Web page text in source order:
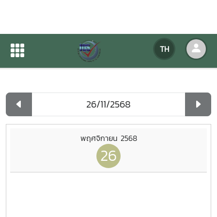
TH
ปฏิทินกิจกรรมของหน่วยงาน
ปฏิทินกิจกรรมของหน่วยงาน
พฤศจิกายน 2568
26